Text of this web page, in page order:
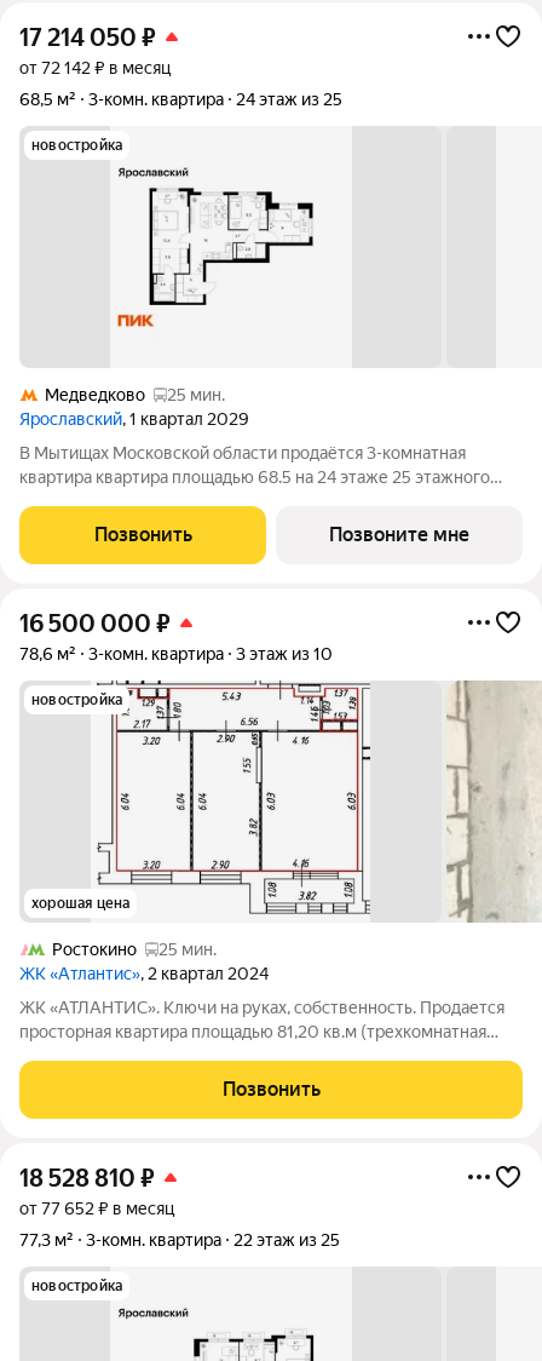
17 214 050 ₽
от 72 142 ₽ в месяц
68,5 м²
3-комн. квартира 24 этаж из 25
новостройка
Медведково
25 мин.
Ярославский, 1 квартал 2029
В Мытищах Московской области продаётся 3-комнатная
квартира квартира площадью 68.5 на 24 этаже 25 этажного
Удобное расположение 15 минут на общественном транспорте
до платформы Мытищи и 20
Позвонить Позвоните мне
16 500 000 ₽
78,6 м² 3-комн. квартира 3 этаж из 10
новостройка
хорошая цена
Ростокино
25 мин.
ЖК «Атлантис», 2 квартал 2024
ЖK «АТЛАНТИС». Ключи на руках, собственность. Продается
просторная квартира площадью 81,20 кв.м (трехкомнатная
Высота потолков 3м Новый дом бизнес-класса, двор без
машин, колясочная, два
Позвонить
18 528 810 ₽
от 77 652 ₽ в месяц
77,3 м²
3-комн. квартира 22 этаж из 25
новостройка